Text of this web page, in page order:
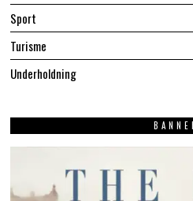
Sport
Turisme
Underholdning